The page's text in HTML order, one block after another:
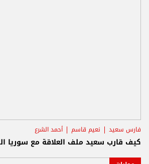
فارس سعيد نعيم قاسم أحمد الشرع
كيف قارب سعيد ملف العلاقة مع سوريا